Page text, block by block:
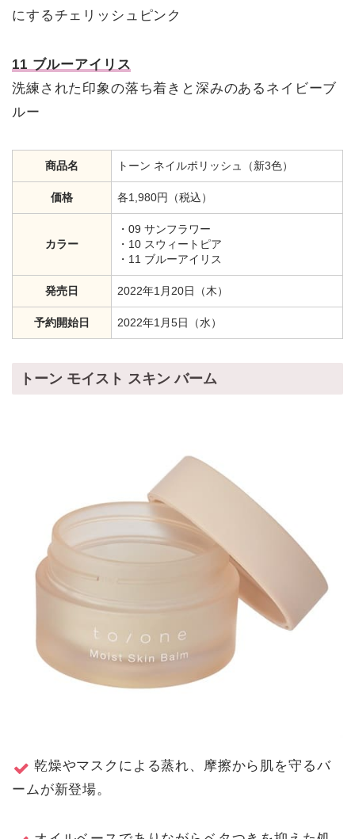
にするチェリッシュピンク
11 ブルーアイリス
洗練された印象の落ち着きと深みのあるネイビーブ
ルー
商品名 トーン ネイルポリッシュ（新3色）
価格 各1,980円（税込）
カラー
・09 サンフラワー
・10 スウィートピア
・11 ブルーアイリス
発売日 2022年1月20日（木）
予約開始日 2022年1月5日（水）
トーン モイスト スキン バーム
乾燥やマスクによる蒸れ、摩擦から肌を守るバ
ームが新登場。